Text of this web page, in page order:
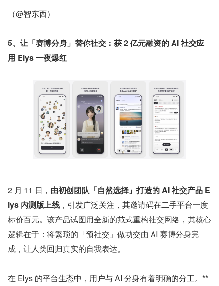
（@智东西）
5、让「赛博分身」替你社交：获 2 亿元融资的 AI 社交应
用 Elys 一夜爆红
2 月 11 日， 由初创团队「自然选择」打造的 AI 社交产品 E
lys 内测版上线 ，引发广泛关注，其邀请码在二手平台一度
标价百元。该产品试图用全新的范式重构社交网络，其核心
逻辑在于：将繁琐的「预社交」做功交由 AI 赛博分身完
成，让人类回归真实的自我表达。
在 Elys 的平台生态中，用户与 AI 分身有着明确的分工。**